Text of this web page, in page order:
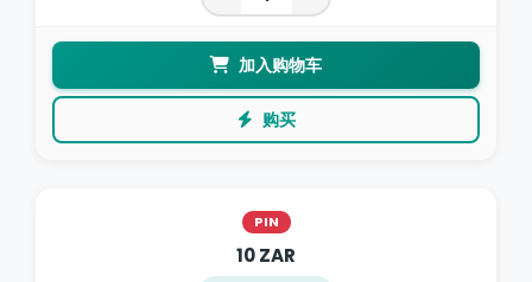
加入购物车
购买
PIN
10 ZAR